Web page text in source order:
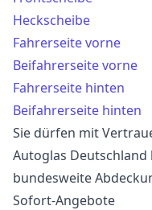
Heckscheibe
Fahrerseite vorne
Beifahrerseite vorne
Fahrerseite hinten
Beifahrerseite hinten
Sie dürfen mit
Autoglas Deutschland
bundesweite
Sofort-Angebote